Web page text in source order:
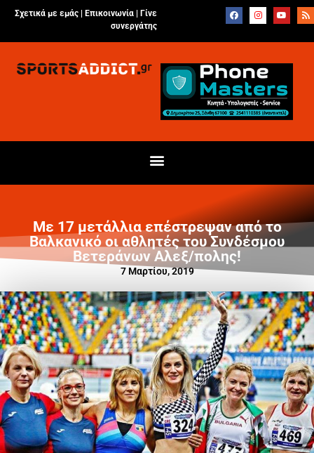
Σχετικά με εμάς | Επικοινωνία
Γίνε
συνεργάτης
Με 17 μετάλλια επέστρεψαν από το
Βαλκανικό οι αθλητές του Συνδέσμου
Βετεράνων Αλεξ/πολης!
7 Μαρτίου, 2019